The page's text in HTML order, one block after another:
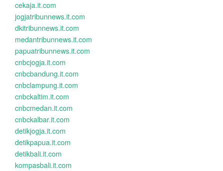
cekaja.it.com
jogjatribunnews.it.com
dkitribunnews.it.com
medantribunnews.it.com
papuatribunnews.it.com
cnbcjogja.it.com
cnbcbandung.it.com
cnbclampung.it.com
cnbckaltim.it.com
cnbcmedan.it.com
cnbckalbar.it.com
detikjogja.it.com
detikpapua.it.com
detikbali.it.com
kompasbali.it.com